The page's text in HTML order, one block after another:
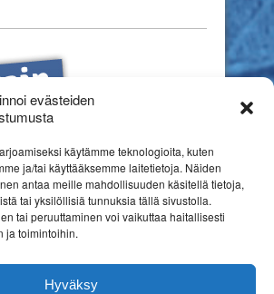
evästeiden
käytämme teknologioita, kuten
ja/tai käyttääksemme laitetietoja. Näiden
antaa meille mahdollisuuden käsitellä tietoja,
tai yksilöllisiä tunnuksia tällä sivustolla.
tai peruuttaminen voi vaikuttaa haitallisesti
ja toimintoihin.
Hyväksy